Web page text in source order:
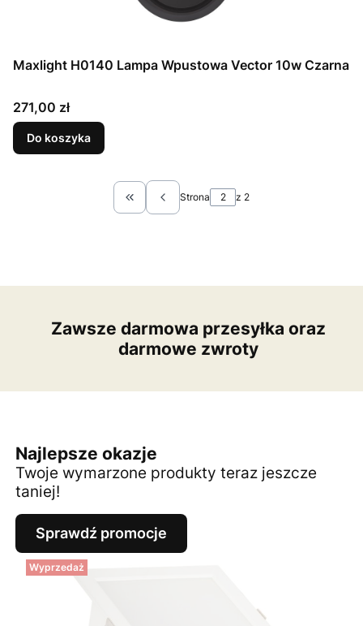
Maxlight H0140 Lampa Wpustowa Vector 10w Czarna
Cena
271,00 zł
Do koszyka
Wróć do pierwszej strony z produktami
Strona z 2
Zawsze darmowa przesyłka oraz
darmowe zwroty
Najlepsze okazje
Twoje wymarzone produkty teraz jeszcze
taniej!
Sprawdź promocje
Wyprzedaż